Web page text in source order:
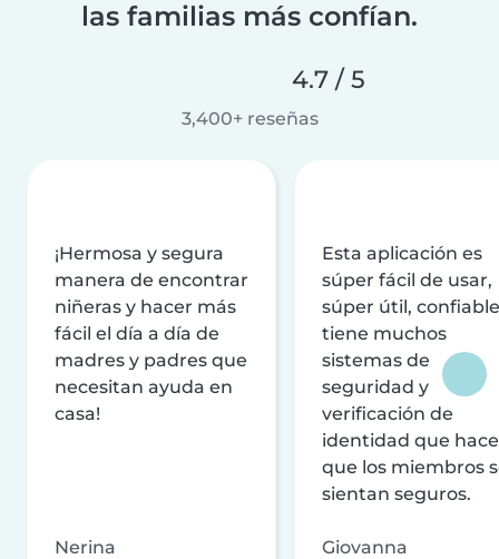
las familias más confían.
4.7 / 5
3,400+ reseñas
¡Hermosa y segura
manera de encontrar
niñeras y hacer más
fácil el día a día de
madres y padres que
necesitan ayuda en
casa!
Nerina
Esta aplicación es
súper fácil de usar,
súper útil,
tiene muchos
sistemas de
seguridad y
verificación de
identidad que
que los miembros
sientan seguros.
Giovanna